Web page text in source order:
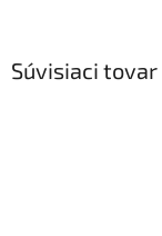
Súvisiaci tovar